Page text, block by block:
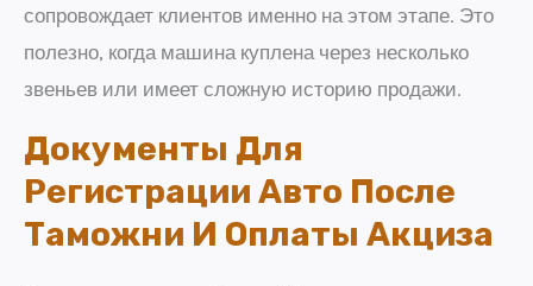
сопровождает клиентов именно на этом этапе. Это
полезно, когда машина куплена через несколько
звеньев или имеет сложную историю продажи.
Документы Для
Регистрации Авто После
Таможни И Оплаты Акциза